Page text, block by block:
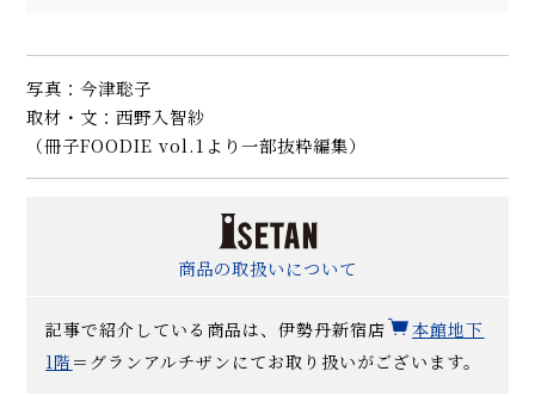
写真：今津聡子
取材・文：西野入智紗
（冊子FOODIE vol.1より一部抜粋編集）
商品の取扱いについて
記事で紹介している商品は、伊勢丹新宿店
本館地下
1階 ＝グランアルチザンにてお取り扱いがございます。